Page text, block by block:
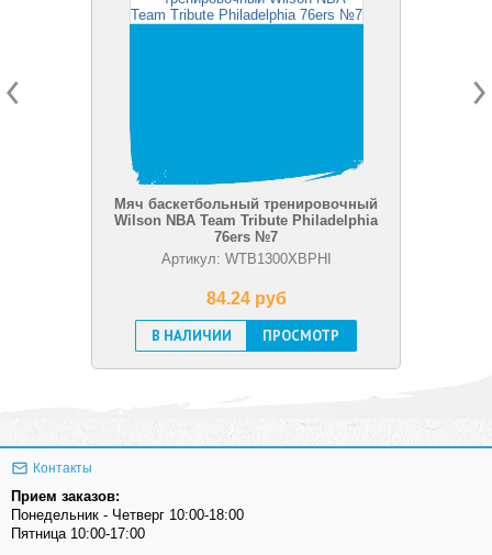
Мяч баскетбольный тренировочный
Wilson NBA Team Tribute Philadelphia
76ers №7
Артикул: WTB1300XBPHI
84.24 pуб
В НАЛИЧИИ
ПРОСМОТР
Контакты
Прием заказов:
Понедельник - Четверг 10:00-18:00
Пятница 10:00-17:00